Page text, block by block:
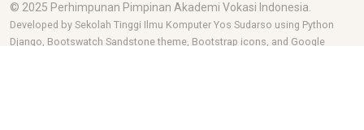
© 2025 Perhimpunan Pimpinan Akademi Vokasi Indonesia.
Developed by Sekolah Tinggi Ilmu Komputer Yos Sudarso using Python
Django, Bootswatch Sandstone theme, Bootstrap icons, and Google